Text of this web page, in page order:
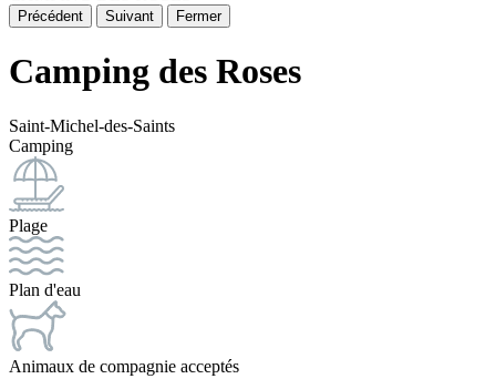
Précédent Suivant Fermer
Camping des Roses
Saint-Michel-des-Saints
Camping
Plage
Plan d'eau
Animaux de compagnie acceptés